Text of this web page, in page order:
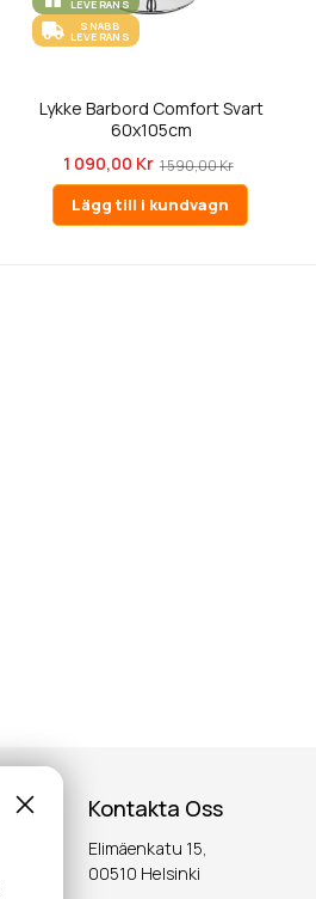
LEVERANS
SNABB
LEVERANS
Lykke Barbord Comfort Svart
60x105cm
1 090,00 Kr 1 590,00 Kr
Lägg till i kundvagn
Kontakta Oss
Elimäenkatu 15,
00510 Helsinki